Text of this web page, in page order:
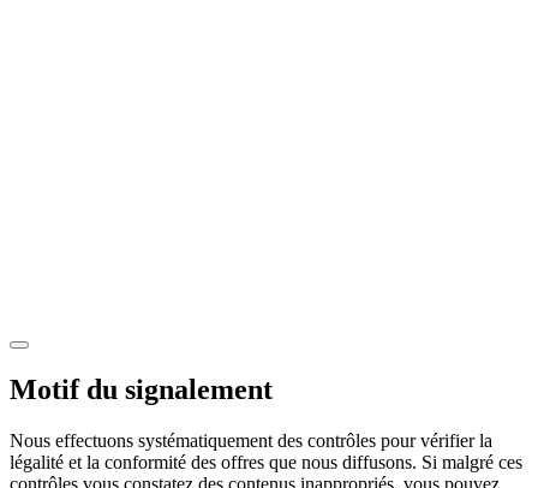
Motif du signalement
Nous effectuons systématiquement des contrôles pour vérifier la
légalité et la conformité des offres que nous diffusons. Si malgré ces
contrôles vous constatez des contenus inappropriés, vous pouvez